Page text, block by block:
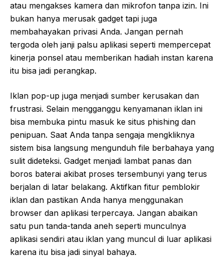
atau mengakses kamera dan mikrofon tanpa izin. Ini
bukan hanya merusak gadget tapi juga
membahayakan privasi Anda. Jangan pernah
tergoda oleh janji palsu aplikasi seperti mempercepat
kinerja ponsel atau memberikan hadiah instan karena
itu bisa jadi perangkap.
Iklan pop-up juga menjadi sumber kerusakan dan
frustrasi. Selain mengganggu kenyamanan iklan ini
bisa membuka pintu masuk ke situs phishing dan
penipuan. Saat Anda tanpa sengaja mengkliknya
sistem bisa langsung mengunduh file berbahaya yang
sulit dideteksi. Gadget menjadi lambat panas dan
boros baterai akibat proses tersembunyi yang terus
berjalan di latar belakang. Aktifkan fitur pemblokir
iklan dan pastikan Anda hanya menggunakan
browser dan aplikasi terpercaya. Jangan abaikan
satu pun tanda-tanda aneh seperti munculnya
aplikasi sendiri atau iklan yang muncul di luar aplikasi
karena itu bisa jadi sinyal bahaya.